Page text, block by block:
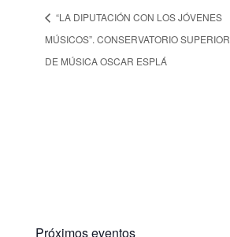
“LA DIPUTACIÓN CON LOS JÓVENES
MÚSICOS”. CONSERVATORIO SUPERIOR
DE MÚSICA OSCAR ESPLÁ
Próximos eventos